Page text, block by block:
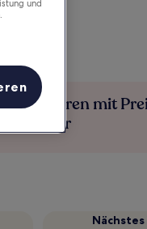
sparen mit
Mitglieder
und